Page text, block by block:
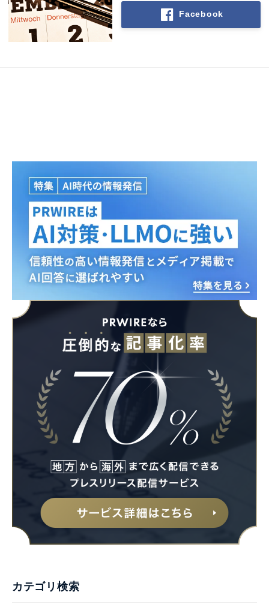
Facebook
カテゴリ検索
English